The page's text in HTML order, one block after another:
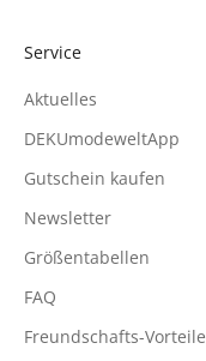
Service
Aktuelles
DEKUmodeweltApp
Gutschein kaufen
Newsletter
Größentabellen
FAQ
Freundschafts-Vorteile